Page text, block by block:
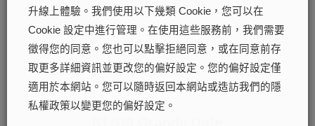
了解更多
升線上體驗。我們使用以下幾類 Cookie，您可以在
Cookie 設定中進行管理。在使用這些服務前，我們需要
徵得您的同意。您也可以點擊拒絕同意，或在同意前存
取更多詳細資訊並更改您的偏好設定。您的偏好設定僅
適用於本網站。您可以隨時返回本網站或造訪我們的隱
私權政策以變更您的偏好設定。